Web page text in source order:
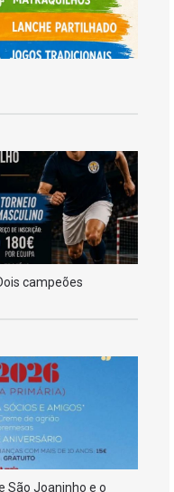
campeões
São Joaninho e o